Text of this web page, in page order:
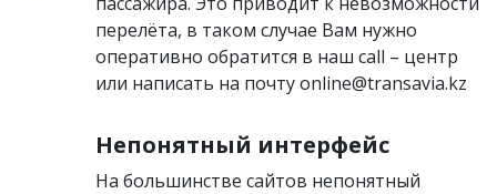
перелёта, в таком случае Вам нужно
оперативно обратится в наш call – центр
или написать на почту online@transavia.kz
Непонятный интерфейс
На большинстве сайтов непонятный